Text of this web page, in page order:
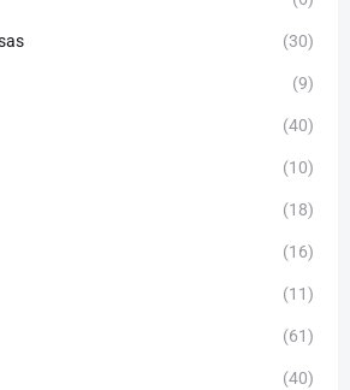
(30)
(9)
(40)
(10)
(18)
(16)
(11)
(61)
(40)